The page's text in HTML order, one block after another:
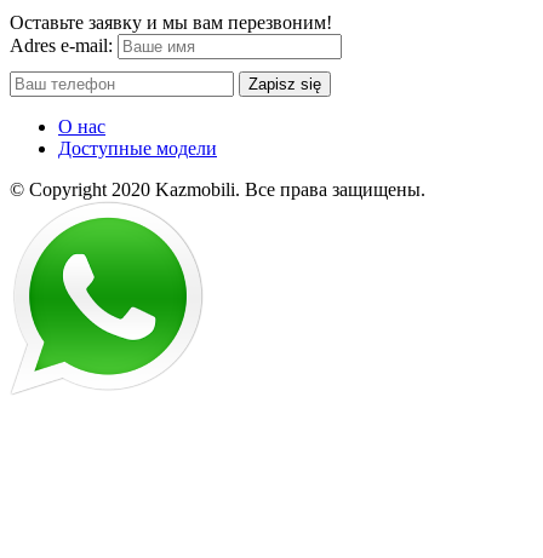
Оставьте заявку и мы вам перезвоним!
Adres e-mail:
Zapisz się
О нас
Доступные модели
© Copyright 2020 Kazmobili. Все права защищены.